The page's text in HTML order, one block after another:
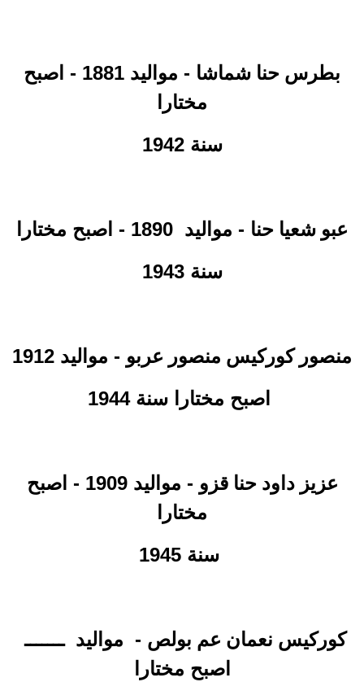
بطرس حنا شماشا
- مواليد 1881 - اصبح
مختارا
سنة 1942
عبو شعيا حنا - مواليد 1890 - اصبح مختارا
سنة 1943
منصور كوركيس منصور عربو - مواليد 1912
اصبح مختارا سنة 1944
عزيز داود حنا قزو
- مواليد 1909 - اصبح
مختارا
سنة 1945
كوركيس نعمان عم بولص - مواليد ـــــــ
اصبح مختارا